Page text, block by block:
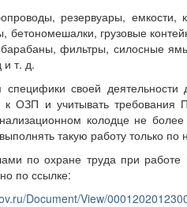
резервуары, емкости,
бетономешалки, грузовые
барабаны, фильтры, силосные
и т. д.
специфики своей
к ОЗП и учитывать требования
колодце не
такую работу только по
по охране труда при
по ссылке:
Document/View/